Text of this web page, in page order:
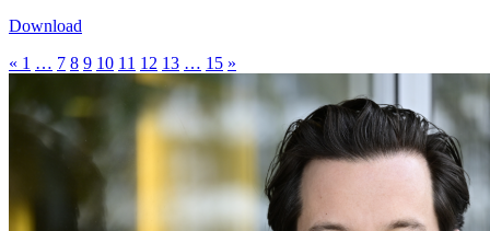
Download
« 1 … 7 8 9 10 11 12 13 … 15 »